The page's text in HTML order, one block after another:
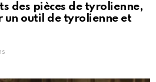
des pièces de tyrolienne,
un outil de tyrolienne et